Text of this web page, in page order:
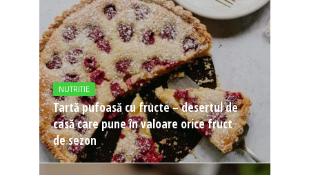
NUTRITIE
Tartă pufoasă cu fructe – desertul de
casă care pune în valoare orice fruct
de sezon